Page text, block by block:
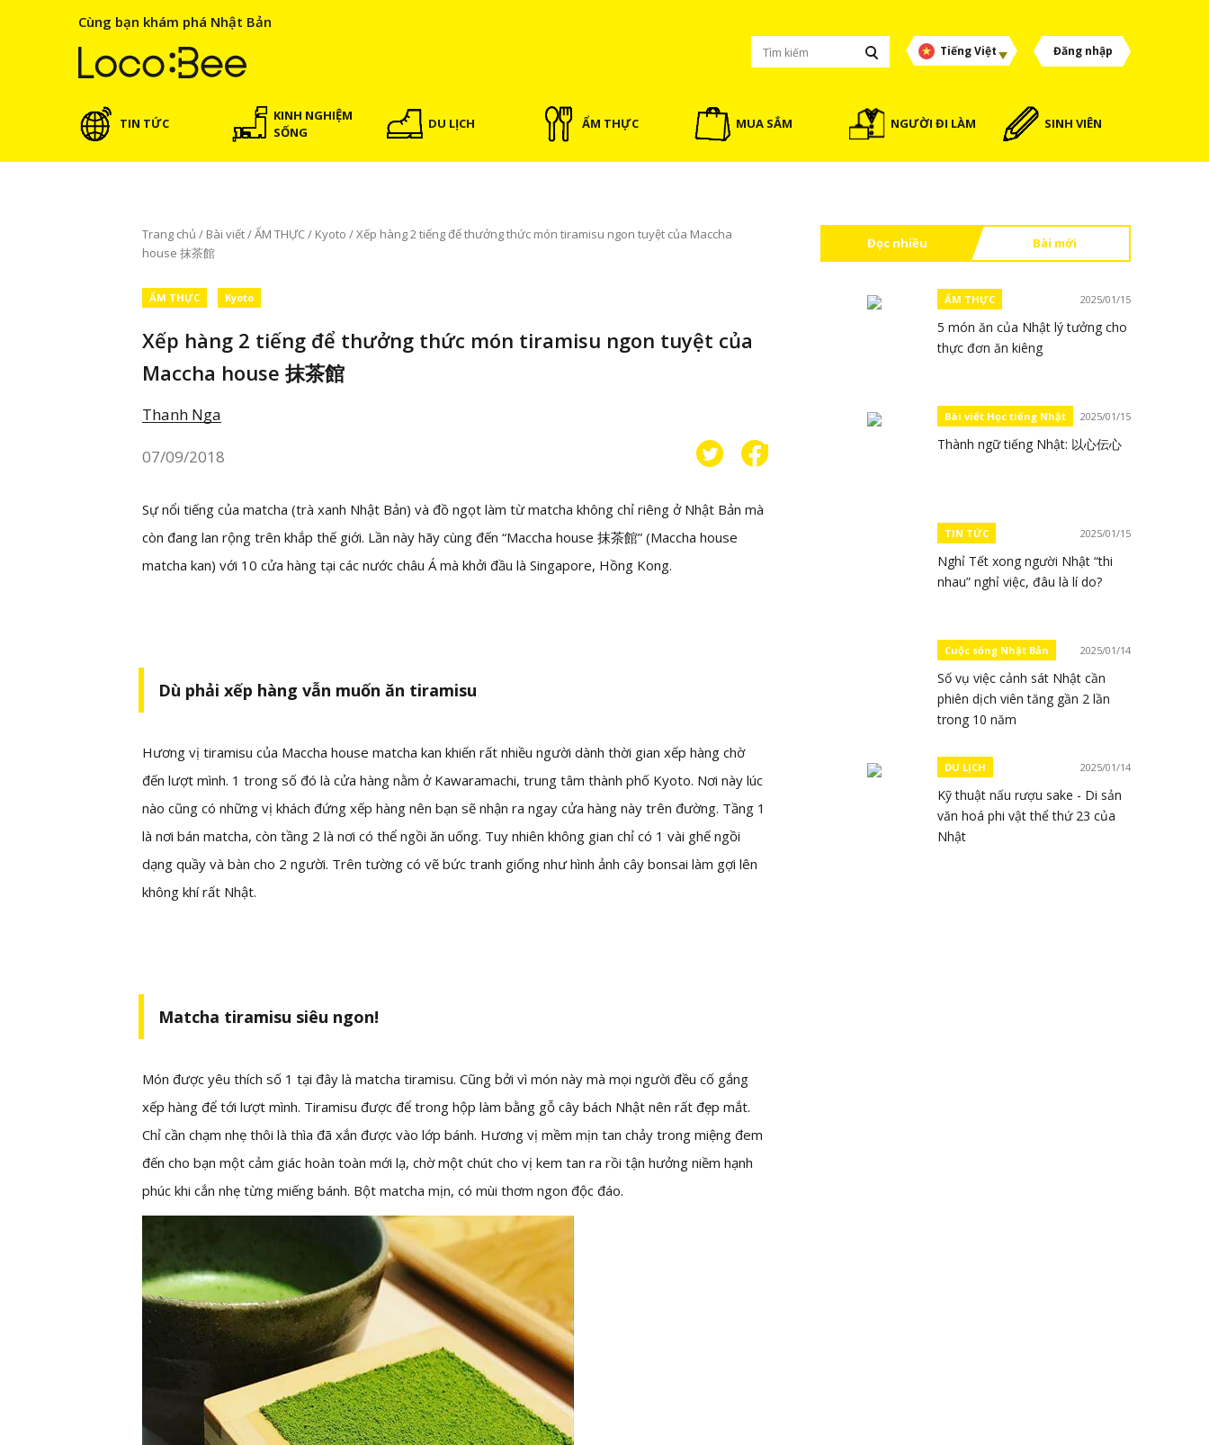
Cùng bạn khám phá Nhật Bản
Tiếng Việt Đăng nhập
TIN TỨC
KINH NGHIỆM
SỐNG
DU LỊCH ẨM THỰC MUA SẮM NGƯỜI ĐI LÀM SINH VIÊN
Trang chủ / Bài viết/ẨM THỰC/ Kyoto /Xếp hàng 2 tiếng để thưởng thức món tiramisu ngon tuyệt của Maccha
house 抹茶館
ẨM THỰC Kyoto
Xếp hàng 2 tiếng để thưởng thức món tiramisu ngon tuyệt của
Maccha house 抹茶館
Thanh Nga
07/09/2018
Sự nổi tiếng của matcha (trà xanh Nhật Bản) và đồ ngọt làm từ matcha không chỉ riêng ở Nhật Bản mà
còn đang lan rộng trên khắp thế giới. Lần này hãy cùng đến “Maccha house 抹茶館” (Maccha house
matcha kan) với 10 cửa hàng tại các nước châu Á mà khởi đầu là Singapore, Hồng Kong.
Dù phải xếp hàng vẫn muốn ăn tiramisu
Hương vị tiramisu của Maccha house matcha kan khiến rất nhiều người dành thời gian xếp hàng chờ
đến lượt mình. 1 trong số đó là cửa hàng nằm ở Kawaramachi, trung tâm thành phố Kyoto. Nơi này lúc
nào cũng có những vị khách đứng xếp hàng nên bạn sẽ nhận ra ngay cửa hàng này trên đường. Tầng 1
là nơi bán matcha, còn tầng 2 là nơi có thể ngồi ăn uống. Tuy nhiên không gian chỉ có 1 vài ghế ngồi
dạng quầy và bàn cho 2 người. Trên tường có vẽ bức tranh giống như hình ảnh cây bonsai làm gợi lên
không khí rất Nhật.
Matcha tiramisu siêu ngon!
Món được yêu thích số 1 tại đây là matcha tiramisu. Cũng bởi vì món này mà mọi người đều cố gắng
xếp hàng để tới lượt mình. Tiramisu được để trong hộp làm bằng gỗ cây bách Nhật nên rất đẹp mắt.
Chỉ cần chạm nhẹ thôi là thìa đã xắn được vào lớp bánh. Hương vị mềm mịn tan chảy trong miệng đem
đến cho bạn một cảm giác hoàn toàn mới lạ, chờ một chút cho vị kem tan ra rồi tận hưởng niềm hạnh
phúc khi cắn nhẹ từng miếng bánh. Bột matcha mịn, có mùi thơm ngon độc đáo.
Đọc nhiều Bài mới
ẨM THỰC 2025/01/15
5 món ăn của Nhật lý tưởng cho
thực đơn ăn kiêng
Bài viết Học tiếng Nhật 2025/01/15
Thành ngữ tiếng Nhật: 以心伝心
TIN TỨC 2025/01/15
Nghỉ Tết xong người Nhật “thi
nhau” nghỉ việc, đâu là lí do?
Cuộc sống Nhật Bản 2025/01/14
Số vụ việc cảnh sát Nhật cần
phiên dịch viên tăng gần 2 lần
trong 10 năm
DU LỊCH 2025/01/14
Kỹ thuật nấu rượu sake - Di sản
văn hoá phi vật thể thứ 23 của
Nhật